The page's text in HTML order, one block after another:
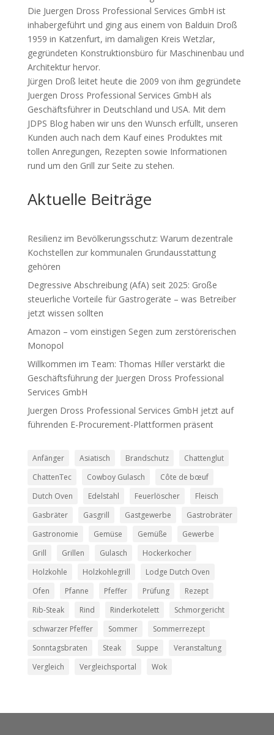
Die Juergen Dross Professional Services GmbH ist
inhabergeführt und ging aus einem von Balduin Droß
1959 in Katzenfurt, im damaligen Kreis Wetzlar,
gegründeten Konstruktionsbüro für Maschinenbau und
Architektur hervor.
Jürgen Droß leitet heute die 2009 von ihm gegründete
Juergen Dross Professional Services GmbH als
Geschäftsführer in Deutschland und USA. Mit dem
JDPS Blog haben wir uns den Wunsch erfüllt, unseren
Kunden auch nach dem Kauf eines Produktes mit
tollen Anregungen, Rezepten sowie Informationen
rund um den Grill zur Seite zu stehen.
Aktuelle Beiträge
Resilienz im Bevölkerungsschutz: Warum dezentrale
Kochstellen zur kommunalen Grundausstattung
gehören
Degressive Abschreibung (AfA) seit 2025: Große
steuerliche Vorteile für Gastrogeräte – was Betreiber
jetzt wissen sollten
Amazon – vom einstigen Segen zum zerstörerischen
Monopol
Willkommen im Team: Thomas Hiller verstärkt die
Geschäftsführung der Juergen Dross Professional
Services GmbH
Juergen Dross Professional Services GmbH jetzt auf
führenden E-Procurement-Plattformen präsent
Anfänger Asiatisch Brandschutz
Chattenglut
ChattenTec
Cowboy Gulasch
Côte de bœuf
Dutch Oven
Edelstahl Feuerlöscher
Fleisch
Gasbräter
Gasgrill Gastgewerbe
Gastrobräter
Gastronomie
Gemüse Gemüße
Gewerbe
Grill
Grillen Gulasch
Hockerkocher
Holzkohle
Holzkohlegrill
Lodge Dutch Oven
Ofen
Pfanne Pfeffer Prüfung
Rezept
Rib-Steak
Rind Rinderkotelett
Schmorgericht
schwarzer Pfeffer
Sommer
Sommerrezept
Sonntagsbraten
Steak Suppe
Veranstaltung
Vergleich
Vergleichsportal Wok